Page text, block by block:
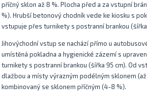
příčný sklon až 8 %. Plocha před a za vstupní
%). Hrubší betonový chodník vede ke kiosku s
vstupuje přes turnikety s postranní brankou (šířka
Jihovýchodní vstup se nachází přímo u
umístěná pokladna a hygienické zázemí s
turnikety s postranní brankou (šířka 95 cm). Od
dlažbou a místy výrazným podélným sklonem
kombinovaný se sklonem příčným (4-8 %).